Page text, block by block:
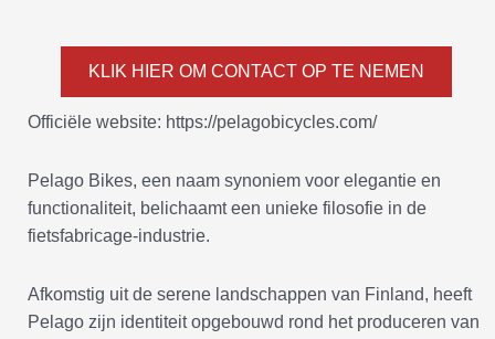
KLIK HIER OM CONTACT OP TE NEMEN
Officiële website: https://pelagobicycles.com/
Pelago Bikes, een naam synoniem voor elegantie en
functionaliteit, belichaamt een unieke filosofie in de
fietsfabricage-industrie.
Afkomstig uit de serene landschappen van Finland, heeft
Pelago zijn identiteit opgebouwd rond het produceren van